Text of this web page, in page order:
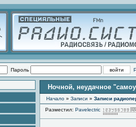
Пароль
Ночной, неудачное
Начало » Записи » Записи
Разместил: Pavelectric